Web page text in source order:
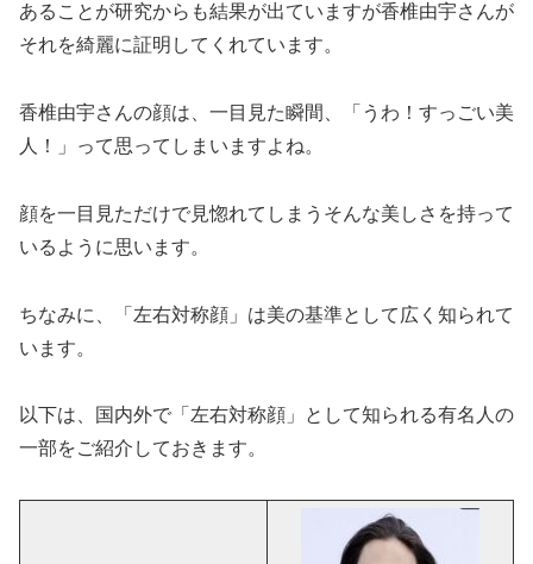
あることが研究からも結果が出ていますが香椎由宇さんが
それを綺麗に証明してくれています。
香椎由宇さんの顔は、一目見た瞬間、「うわ！すっごい美
人！」って思ってしまいますよね。
顔を一目見ただけで見惚れてしまうそんな美しさを持って
いるように思います。
ちなみに、「左右対称顔」は美の基準として広く知られて
います。
以下は、国内外で「左右対称顔」として知られる有名人の
一部をご紹介しておきます。